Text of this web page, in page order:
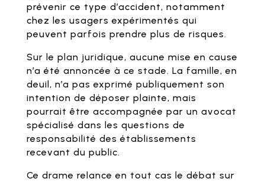
prévenir ce type d’accident, notamment
chez les usagers expérimentés qui
peuvent parfois prendre plus de risques.
Sur le plan juridique, aucune mise en cause
n’a été annoncée à ce stade. La famille, en
deuil, n’a pas exprimé publiquement son
intention de déposer plainte, mais
pourrait être accompagnée par un avocat
spécialisé dans les questions de
responsabilité des établissements
recevant du public.
Ce drame relance en tout cas le débat sur